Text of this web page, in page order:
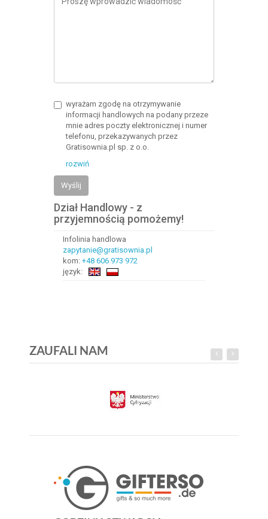
wyrażam zgodę na otrzymywanie
informacji handlowych na podany przeze
mnie adres poczty elektronicznej i numer
telefonu, przekazywanych przez
Gratisownia.pl sp. z o.o.
rozwiń
Wyślij
Dział Handlowy - z
przyjemnością pomożemy!
Infolinia handlowa
zapytanie@gratisownia.pl
kom: +48 606 973 972
język:
ZAUFALI NAM